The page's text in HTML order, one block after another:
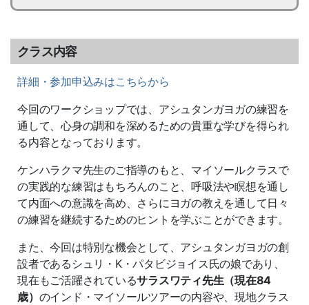
クラス内容
詳細・参加申込みはこちらから
今回のワークショップでは、アシュタンガヨガの練習を
通して、心身の調和を深めるための貴重な学びを得られ
る内容となっております。
ケンハラクマ先生のご指導のもと、マイソールクラスで
の実践的な練習はもちろんのこと、呼吸法や瞑想を通し
て内面への意識を高め、さらにヨガの教えを通して日々
の練習を継続するためのヒントを学ぶことができます。
また、今回は特別な機会として、アシュタンガヨガの創
設者であるシュリ・K・パタビジョイス氏の娘であり、
現在もご活躍されているサラスワティ先生（現在84
歳） のインド・マイソールツアーの内容や、現地クラス